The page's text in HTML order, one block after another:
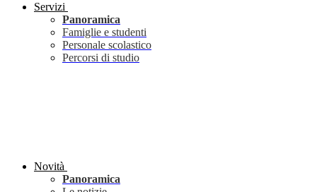
Servizi
Panoramica
Famiglie e studenti
Personale scolastico
Percorsi di studio
Novità
Panoramica